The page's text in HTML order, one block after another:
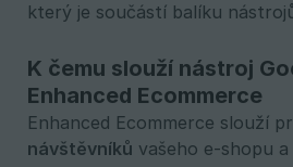
který je součástí balíku
K čemu slouží nástroj
Enhanced Ecommerce
Enhanced Ecommerce slouží
návštěvníků vašeho e-shopu